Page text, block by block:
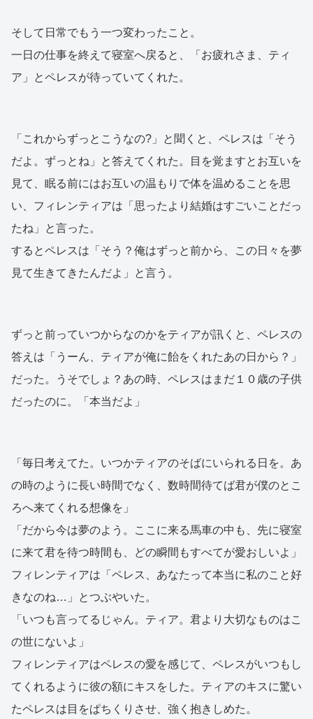
そして日常でもう一つ変わったこと。
一日の仕事を終えて寝室へ戻ると、「お疲れさま、ティ
ア」とペレスが待っていてくれた。
「これからずっとこうなの?」と聞くと、ペレスは「そう
だよ。ずっとね」と答えてくれた。目を覚ますとお互いを
見て、眠る前にはお互いの温もりで体を温めることを思
い、フィレンティアは「思ったより結婚はすごいことだっ
たね」と言った。
するとペレスは「そう？俺はずっと前から、この日々を夢
見て生きてきたんだよ」と言う。
ずっと前っていつからなのかをティアが訊くと、ペレスの
答えは「うーん、ティアが俺に飴をくれたあの日から？」
だった。うそでしょ？あの時、ペレスはまだ１０歳の子供
だったのに。「本当だよ」
「毎日考えてた。いつかティアのそばにいられる日を。あ
の時のように長い時間でなく、数時間待てば君が僕のとこ
ろへ来てくれる想像を」
「だから今は夢のよう。ここに来る馬車の中も、先に寝室
に来て君を待つ時間も、どの瞬間もすべてが愛おしいよ」
フィレンティアは「ペレス、あなたって本当に私のこと好
きなのね…」とつぶやいた。
「いつも言ってるじゃん。ティア。君より大切なものはこ
の世にないよ」
フィレンティアはペレスの愛を感じて、ペレスがいつもし
てくれるように彼の額にキスをした。ティアのキスに驚い
たペレスは目をぱちくりさせ、強く抱きしめた。